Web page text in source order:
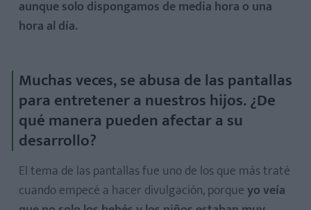
aunque solo dispongamos de media hora o una
hora al día.
Muchas veces, se abusa de las pantallas
para entretener a nuestros hijos. ¿De
qué manera pueden afectar a su
desarrollo?
El tema de las pantallas fue uno de los que más traté
cuando empecé a hacer divulgación, porqueyo veía